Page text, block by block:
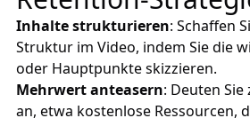
Inhalte strukturieren: Schaffen
Struktur im Video, indem Sie die
oder Hauptpunkte skizzieren.
Mehrwert anteasern: Deuten
an, etwa kostenlose Ressourcen,